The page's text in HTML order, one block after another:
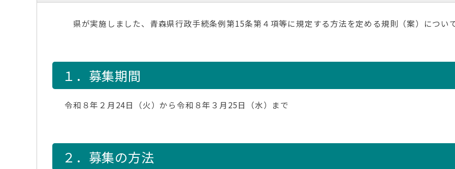
県が実施しました、青森県行政手続条例第15条第４項等に規定する方法を定める規則（案）につい
１．募集期間
令和８年２月24日（火）から令和８年３月25日（水）まで
２．募集の方法